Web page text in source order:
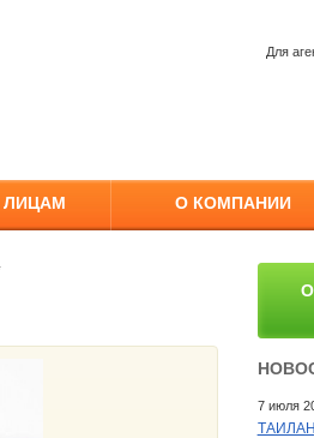
Для
О КОМПАНИИ
7 июля